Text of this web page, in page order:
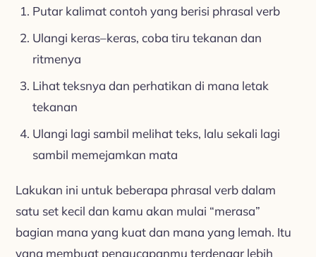
Putar kalimat contoh yang berisi phrasal verb
Ulangi keras–keras, coba tiru tekanan dan
ritmenya
Lihat teksnya dan perhatikan di mana letak
tekanan
Ulangi lagi sambil melihat teks, lalu sekali lagi
sambil memejamkan mata
Lakukan ini untuk beberapa phrasal verb dalam
satu set kecil dan kamu akan mulai “merasa”
bagian mana yang kuat dan mana yang lemah. Itu
yang membuat pengucapanmu terdengar lebih